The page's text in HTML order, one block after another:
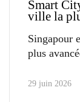
Smart
ville la
Singapour
plus
29 juin 2026